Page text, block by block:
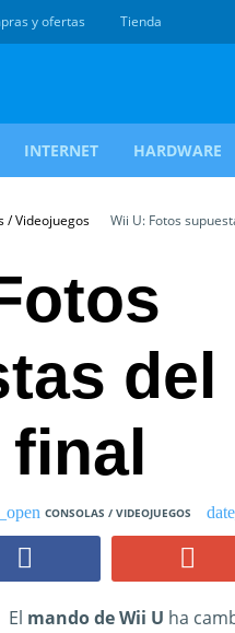
y ofertas Tienda
INTERNET HARDWARE
/ Videojuegos Wii U: Fotos
del
final
CONSOLAS / VIDEOJUEGOS
El mando de Wii U ha